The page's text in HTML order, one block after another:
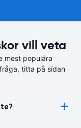
vill veta
mest populära
titta på sidan